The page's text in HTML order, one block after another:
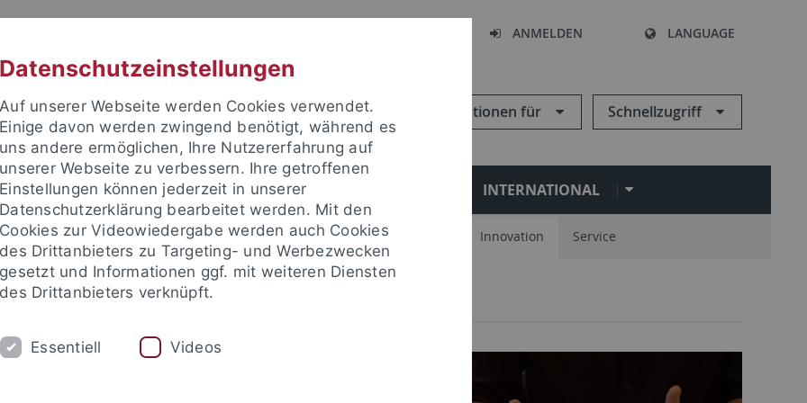
ANMELDEN LANGUAGE
Informationen für Schnellzugriff
FORSCHUNG EINRICHTUNGEN INTERNATIONAL
Zentren und Institute Nachwuchsförderung Kooperationspartner Innovation Service
Startup Center
Datenschutzeinstellungen
Auf unserer Webseite werden Cookies verwendet.
Einige davon werden zwingend benötigt, während es
uns andere ermöglichen, Ihre Nutzererfahrung auf
unserer Webseite zu verbessern. Ihre getroffenen
Einstellungen können jederzeit in unserer
Datenschutzerklärung bearbeitet werden. Mit den
Cookies zur Videowiedergabe werden auch Cookies
des Drittanbieters zu Targeting- und Werbezwecken
gesetzt und Informationen ggf. mit weiteren Diensten
des Drittanbieters verknüpft.
Essentiell Videos